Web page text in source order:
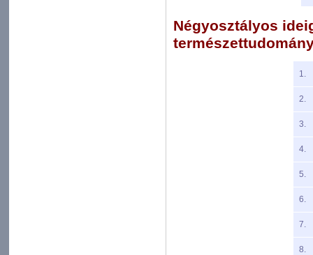
Négyosztályos
1.
2.
3.
4.
5.
6.
7.
8.